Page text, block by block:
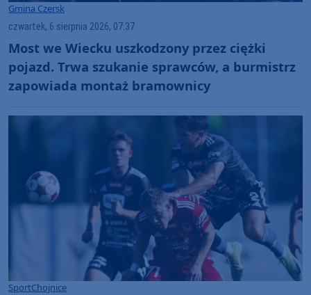
Gmina Czersk
czwartek, 6 sierpnia 2026, 07:37
Most we Wiecku uszkodzony przez ciężki
pojazd. Trwa szukanie sprawców, a burmistrz
zapowiada montaż bramownicy
SportChojnice